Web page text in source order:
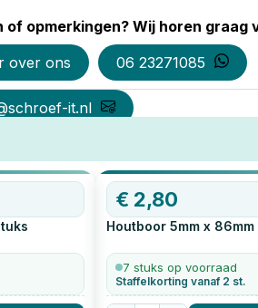
of opmerkingen? Wij horen graag
over ons
06 23271085
it.nl
€ 2,80
Houtboor 5mm x 86mm
7 stuks op voorraad
Staffelkorting vanaf 2 st.